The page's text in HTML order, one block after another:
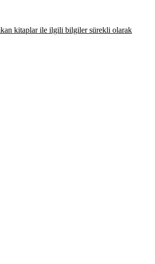
kitaplar ile ilgili bilgiler sürekli olarak